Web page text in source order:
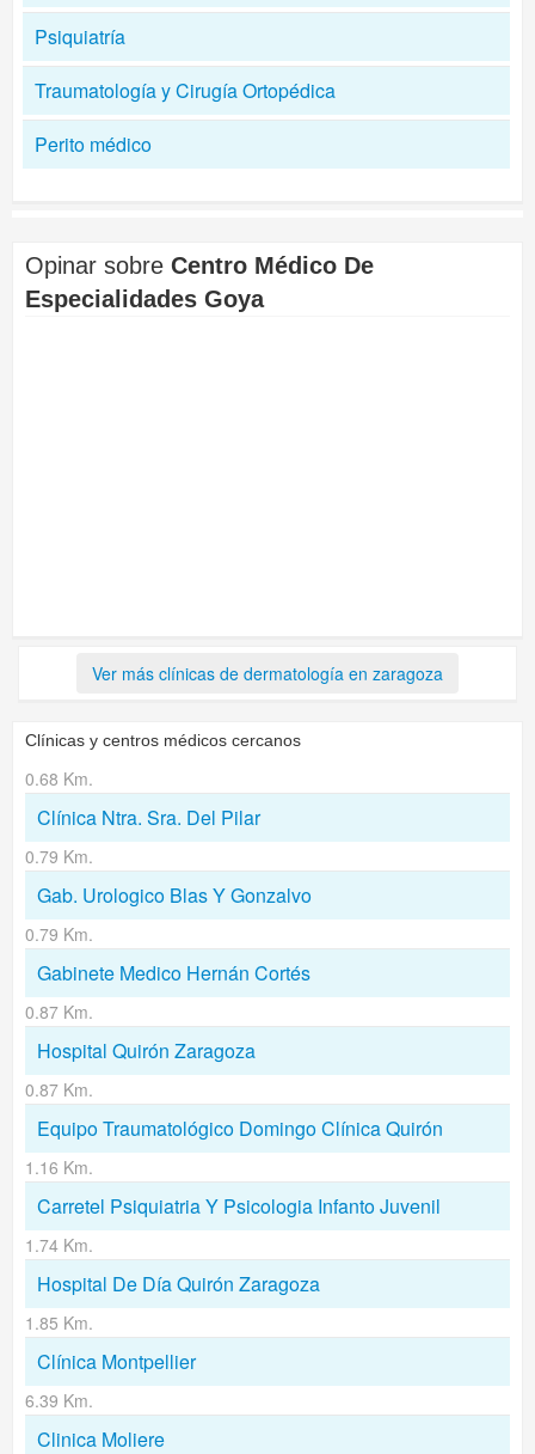
Psiquiatría
Traumatología y Cirugía Ortopédica
Perito médico
Opinar sobre Centro Médico De
Especialidades Goya
Ver más clínicas de dermatología en zaragoza
Clínicas y centros médicos cercanos
0.68 Km.
Clínica Ntra. Sra. Del Pilar
0.79 Km.
Gab. Urologico Blas Y Gonzalvo
0.79 Km.
Gabinete Medico Hernán Cortés
0.87 Km.
Hospital Quirón Zaragoza
0.87 Km.
Equipo Traumatológico Domingo Clínica Quirón
1.16 Km.
Carretel Psiquiatria Y Psicologia Infanto Juvenil
1.74 Km.
Hospital De Día Quirón Zaragoza
1.85 Km.
Clínica Montpellier
6.39 Km.
Clinica Moliere